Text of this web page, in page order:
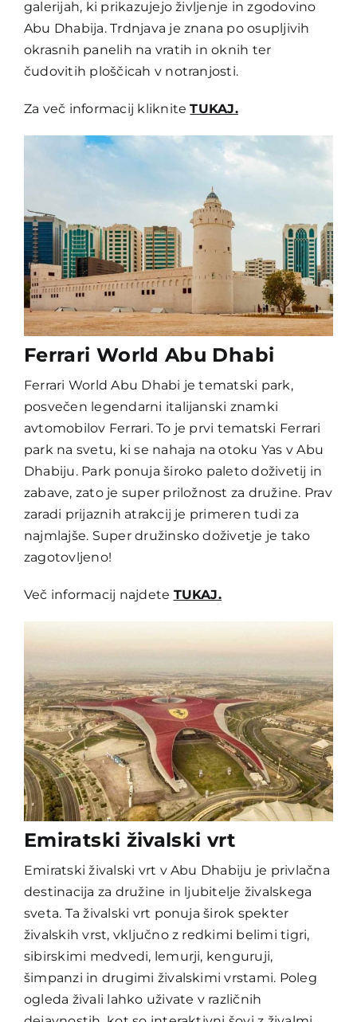
galerijah, ki prikazujejo življenje in zgodovino
Abu Dhabija. Trdnjava je znana po osupljivih
okrasnih panelih na vratih in oknih ter
čudovitih ploščicah v notranjosti.
Za več informacij klikniteTUKAJ.
Ferrari World Abu Dhabi
Ferrari World Abu Dhabi je tematski park,
posvečen legendarni italijanski znamki
avtomobilov Ferrari. To je prvi tematski Ferrari
park na svetu, ki se nahaja na otoku Yas v Abu
Dhabiju. Park ponuja široko paleto doživetij in
zabave, zato je super priložnost za družine. Prav
zaradi prijaznih atrakcij je primeren tudi za
najmlajše. Super družinsko doživetje je tako
zagotovljeno!
Več informacij najdete TUKAJ.
Emiratski živalski vrt
Emiratski živalski vrt v Abu Dhabiju je privlačna
destinacija za družine in ljubitelje živalskega
sveta. Ta živalski vrt ponuja širok spekter
živalskih vrst, vključno z redkimi belimi tigri,
sibirskimi medvedi, lemurji, kenguruji,
šimpanzi in drugimi živalskimi vrstami. Poleg
ogleda živali lahko uživate v različnih